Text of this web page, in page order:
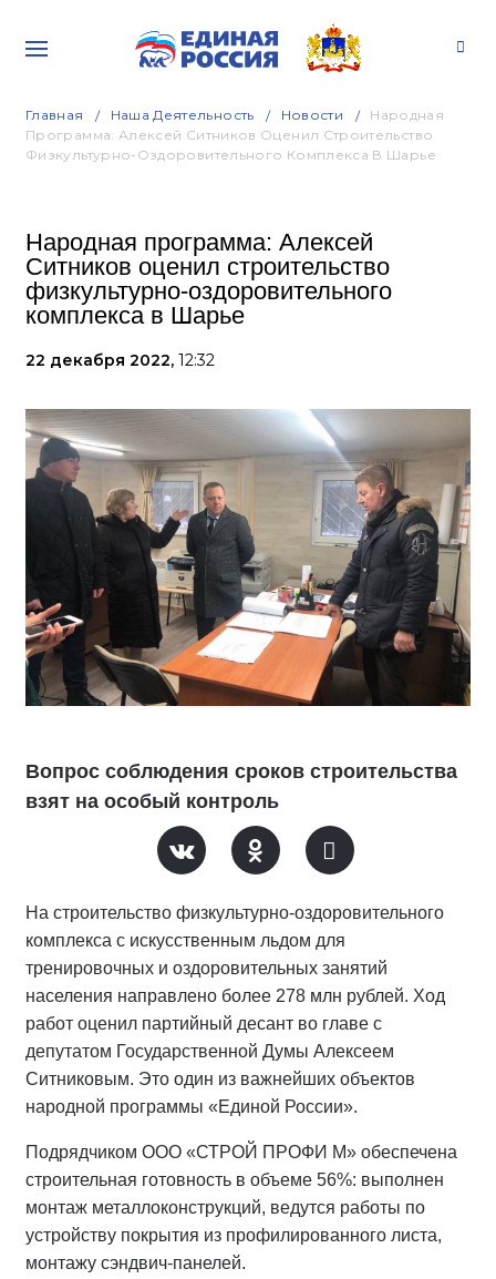
Главная Наша Деятельность Новости
Народная
Программа: Алексей Ситников Оценил Строительство
Физкультурно-Оздоровительного Комплекса В Шарье
Народная программа: Алексей
Ситников оценил строительство
физкультурно-оздоровительного
комплекса в Шарье
22 декабря 2022, 12:32
Вопрос соблюдения сроков строительства
взят на особый контроль
На строительство физкультурно-оздоровительного
комплекса с искусственным льдом для
тренировочных и оздоровительных занятий
населения направлено более 278 млн рублей. Ход
работ оценил партийный десант во главе с
депутатом Государственной Думы Алексеем
Ситниковым. Это один из важнейших объектов
народной программы «Единой России».
Подрядчиком ООО «СТРОЙ ПРОФИ М» обеспечена
строительная готовность в объеме 56%: выполнен
монтаж металлоконструкций, ведутся работы по
устройству покрытия из профилированного листа,
монтажу сэндвич-панелей.